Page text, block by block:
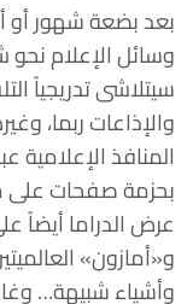
بعد بضعة شهور أو
وسائل الإعلام
سيتلاشى تدريجياً
والإذاعات ربما،
المنافذ الإعلامية
بحزمة صفحات على
عرض الدراما أيضاً
و«أمازون»